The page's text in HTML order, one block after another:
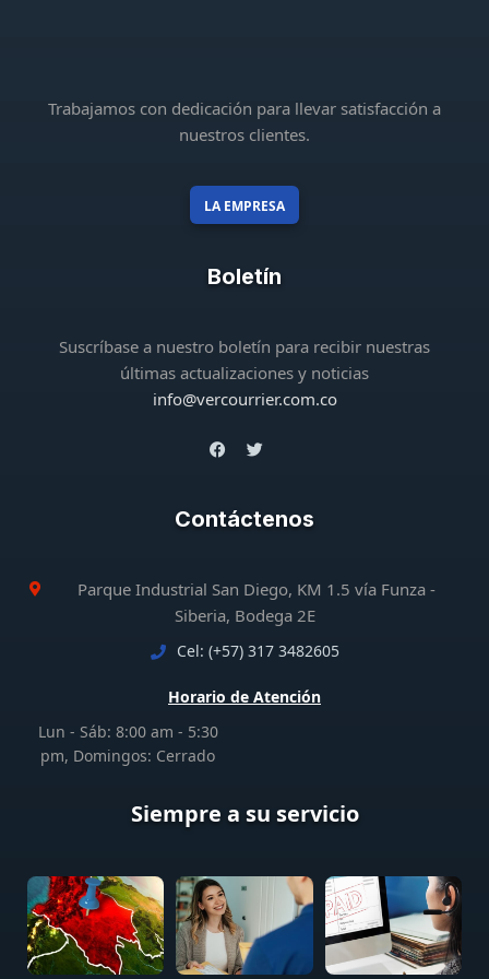
Trabajamos con dedicación para llevar satisfacción a
nuestros clientes.
LA EMPRESA
Boletín
Suscríbase a nuestro boletín para recibir nuestras
últimas actualizaciones y noticias
info@vercourrier.com.co
Contáctenos
Parque Industrial San Diego, KM 1.5 vía Funza -
Siberia, Bodega 2E
Cel: (+57) 317 3482605
Horario de Atención
Lun - Sáb: 8:00 am - 5:30
pm, Domingos: Cerrado
Siempre a su servicio